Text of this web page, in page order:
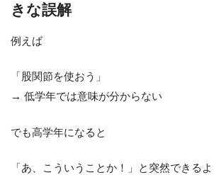
きな誤解
例えば
「股関節を使おう」
→ 低学年では意味が分からない
でも高学年になると
「あ、こういうことか！」と突然できるよ